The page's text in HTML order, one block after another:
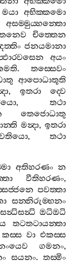
මයා අභික‍්කමො
අසම‍්මුය‍්හන‍්තො
චිත‍්තෙන
ජනයමානා
අයං
.තස‍්සෙවං
ආපොධාතූති
,ඉතරා
ද‍්වෙ
, තථා
තෙජොධාතු
මන්‍දා, ඉතරා
, තථා
අතිහරණං න
වීතිහරණං,
පවත‍්තා
සන‍්නිරුම‍්භනං
සන්‍ධිසන්‍ධි ඔධිඔධි
තටතටායන‍්තා
කස‍්ස වා එකස‍්ස
ගමනං,
සයනං.තස‍්මිං